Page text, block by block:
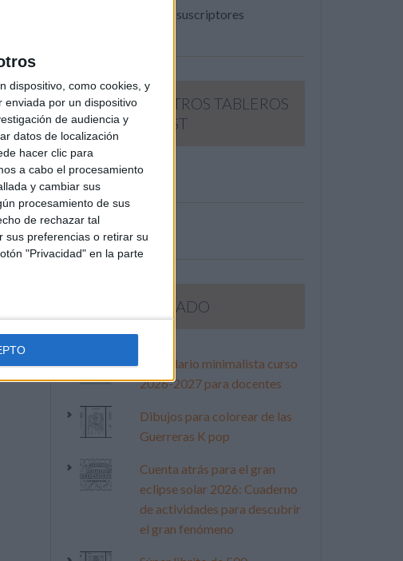
dispositivo, como cookies, y
enviada por un dispositivo
de audiencia y
datos de localización
hacer clic para
a cabo el procesamiento
y cambiar sus
procesamiento de sus
de rechazar tal
sus preferencias o retirar su
"Privacidad" en la parte
Únete a otros 371K suscriptores
SIGUE NUESTROS TABLEROS
EN PINTEREST
LO MÁS VISITADO
Calendario minimalista curso
2026-2027 para docentes
Dibujos para colorear de las
Guerreras K pop
Cuenta atrás para el gran
eclipse solar 2026: Cuaderno
de actividades para descubrir
el gran fenómeno